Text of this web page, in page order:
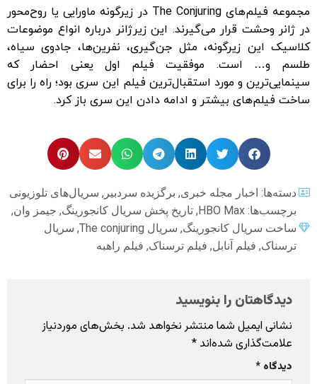
مجموعه فیلم‌های The Conjuring در زیرگونه ماورایی یا روح‌محور
در ژانر وحشت قرار می‌گیرند. این زیرژانر درباره انواع موضوعات
کلاسیک این زیرگونه، مثل جن‌گیری، نفرین‌ها، جادوی سیاه،
طلسم و… است. موفقیت فیلم اول یعنی احضار که
سینمایی‌ترین و مورد استقبال‌ترین فیلم این سری بود؛ راه را برای
ساخت فیلم‌های بیشتر و ادامه دادن این سری باز کرد.
دسته‌ها: اخبار مجله خبری, برگزیده سردبیر , سریال‌های تلوزیونی
برچسب‌ها: HBO Max
, تاریخ پخش سریال کانجورینگ, جیمز وان,
ساخت سریال کانجورینگ, سریال The conjuring , سریال
ترسناک, فیلم آنابل, فیلم ترسناک, فیلم راهبه
دیدگاهتان را بنویسید
نشانی ایمیل شما منتشر نخواهد شد. بخش‌های موردنیاز
علامت‌گذاری شده‌اند *
دیدگاه *